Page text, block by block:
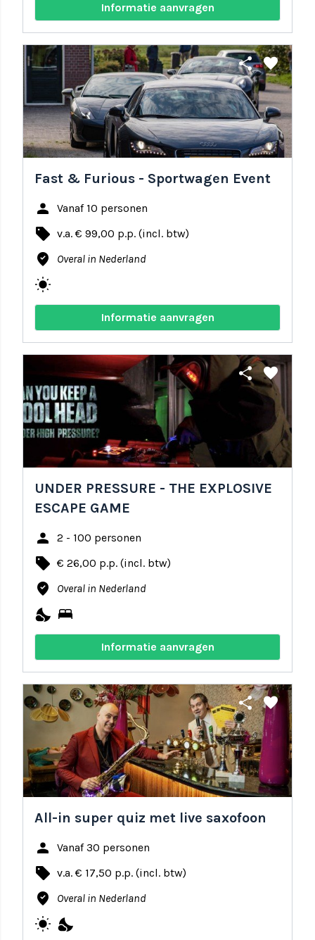
Informatie aanvragen
share favorite
Fast & Furious - Sportwagen Event
person Vanaf 10 personen
local_offer v.a. € 99,00 p.p. (incl. btw)
where_to_vote Overal in Nederland
wb_sunny
Informatie aanvragen
share favorite
UNDER PRESSURE - THE EXPLOSIVE
ESCAPE GAME
person 2 - 100 personen
local_offer € 26,00 p.p. (incl. btw)
where_to_vote Overal in Nederland
nights_stay bed
Informatie aanvragen
share favorite
All-in super quiz met live saxofoon
person Vanaf 30 personen
local_offer v.a. € 17,50 p.p. (incl. btw)
where_to_vote Overal in Nederland
wb_sunny nights_stay